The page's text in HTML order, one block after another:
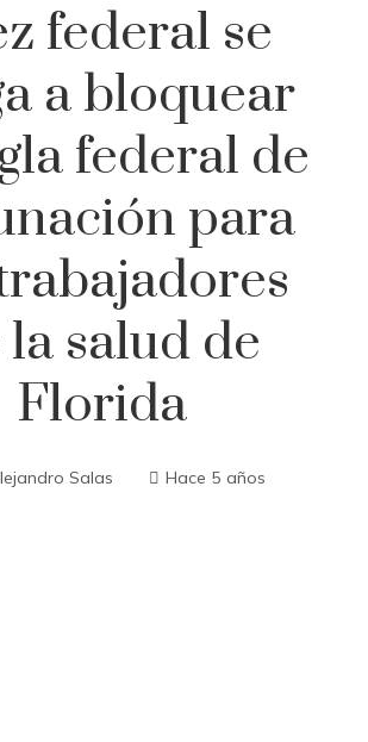
federal se
a bloquear
federal de
para
la salud de
Florida
Salas Hace 5 años